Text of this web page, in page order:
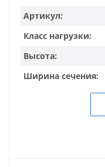
Артикул:
Класс нагрузки:
Высота:
Ширина сечения: